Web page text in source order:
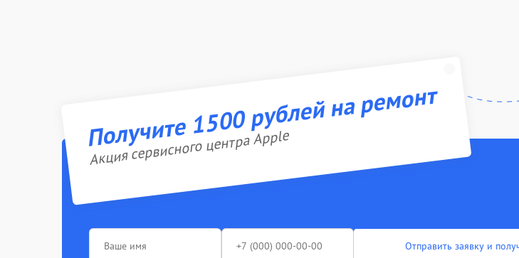
Получите 1500 рублей на ремонт
Акция сервисного центра Apple
Отправить заявку и